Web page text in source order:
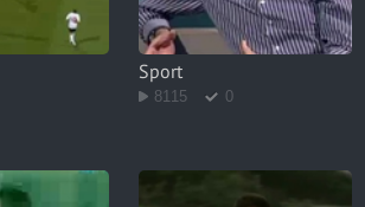
Sport
8115 0